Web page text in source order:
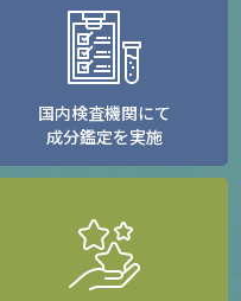
国内検査機関にて
成分鑑定を実施